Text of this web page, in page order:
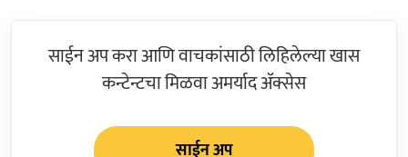
साईन अप करा आणि वाचकांसाठी लिहिलेल्या खास
कन्टेन्टचा मिळवा अमर्याद ॲक्सेस
साईन अप